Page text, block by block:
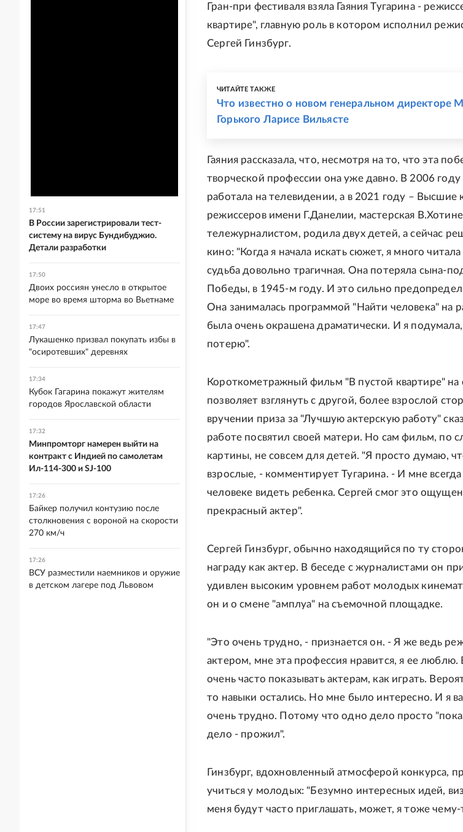
Гран-при фестиваля взяла Гаяния Тугарина -
квартире", главную роль в котором исполнил
Сергей Гинзбург.
ЧИТАЙТЕ ТАКЖЕ
Что известно о новом генеральном директоре
Горького Ларисе Вильясте
Гаяния рассказала, что, несмотря на то, что эта
творческой профессии она уже давно. В 2006
работала на телевидении, а в 2021 году – Высшие
режиссеров имени Г.Данелии, мастерская
тележурналистом, родила двух детей, а сейчас
кино: "Когда я начала искать сюжет, я много
судьба довольно трагичная. Она потеряла сына-
Победы, в 1945-м году. И это сильно
Она занималась программой "Найти человека" на
была очень окрашена драматически. И я
потерю".
Короткометражный фильм "В пустой квартире" на
позволяет взглянуть с другой, более взрослой
вручении приза за "Лучшую актерскую работу"
работе посвятил своей матери. Но сам фильм, по
картины, не совсем для детей. "Я просто думаю,
взрослые, - комментирует Тугарина. - И мне
человеке видеть ребенка. Сергей смог это
прекрасный актер".
Сергей Гинзбург, обычно находящийся по ту
награду как актер. В беседе с журналистами он
удивлен высоким уровнем работ молодых
он и о смене "амплуа" на съемочной площадке.
"Это очень трудно, - признается он. - Я же ведь
актером, мне эта профессия нравится, я ее
очень часто показывать актерам, как играть.
то навыки остались. Но мне было интересно. И я
очень трудно. Потому что одно дело просто
дело - прожил".
Гинзбург, вдохновленный атмосферой конкурса,
учиться у молодых: "Безумно интересных идей,
меня будут часто приглашать, может, я тоже чему-
17:51
В России зарегистрировали тест-
систему на вирус Бундибуджио.
Детали разработки
17:50
Двоих россиян унесло в открытое
море во время шторма во Вьетнаме
17:47
Лукашенко призвал покупать избы в
"осиротевших" деревнях
17:34
Кубок Гагарина покажут жителям
городов Ярославской области
17:32
Минпромторг намерен выйти на
контракт с Индией по самолетам
Ил-114-300 и SJ-100
17:26
Байкер получил контузию после
столкновения с вороной на скорости
270 км/ч
17:26
ВСУ разместили наемников и оружие
в детском лагере под Львовом